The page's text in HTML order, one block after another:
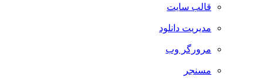
قالب سایت
مدیریت دانلود
مرورگر وب
مسنجر